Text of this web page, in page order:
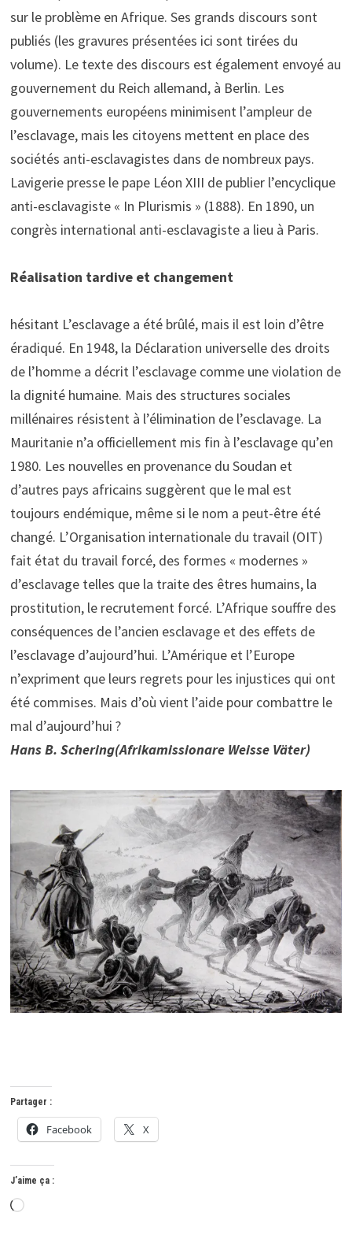
sur le problème en Afrique. Ses grands discours sont
publiés (les gravures présentées ici sont tirées du
volume). Le texte des discours est également envoyé au
gouvernement du Reich allemand, à Berlin. Les
gouvernements européens minimisent l’ampleur de
l’esclavage, mais les citoyens mettent en place des
sociétés anti-esclavagistes dans de nombreux pays.
Lavigerie presse le pape Léon XIII de publier l’encyclique
anti-esclavagiste « In Plurismis » (1888). En 1890, un
congrès international anti-esclavagiste a lieu à Paris.
Réalisation tardive et changement
hésitant L’esclavage a été brûlé, mais il est loin d’être
éradiqué. En 1948, la Déclaration universelle des droits
de l’homme a décrit l’esclavage comme une violation de
la dignité humaine. Mais des structures sociales
millénaires résistent à l’élimination de l’esclavage. La
Mauritanie n’a officiellement mis fin à l’esclavage qu’en
1980. Les nouvelles en provenance du Soudan et
d’autres pays africains suggèrent que le mal est
toujours endémique, même si le nom a peut-être été
changé. L’Organisation internationale du travail (OIT)
fait état du travail forcé, des formes « modernes »
d’esclavage telles que la traite des êtres humains, la
prostitution, le recrutement forcé. L’Afrique souffre des
conséquences de l’ancien esclavage et des effets de
l’esclavage d’aujourd’hui. L’Amérique et l’Europe
n’expriment que leurs regrets pour les injustices qui ont
été commises. Mais d’où vient l’aide pour combattre le
mal d’aujourd’hui ?
Hans B. Schering(Afrikamissionare Weisse Väter)
Partager :
Facebook X
J’aime ça :
Chargement…